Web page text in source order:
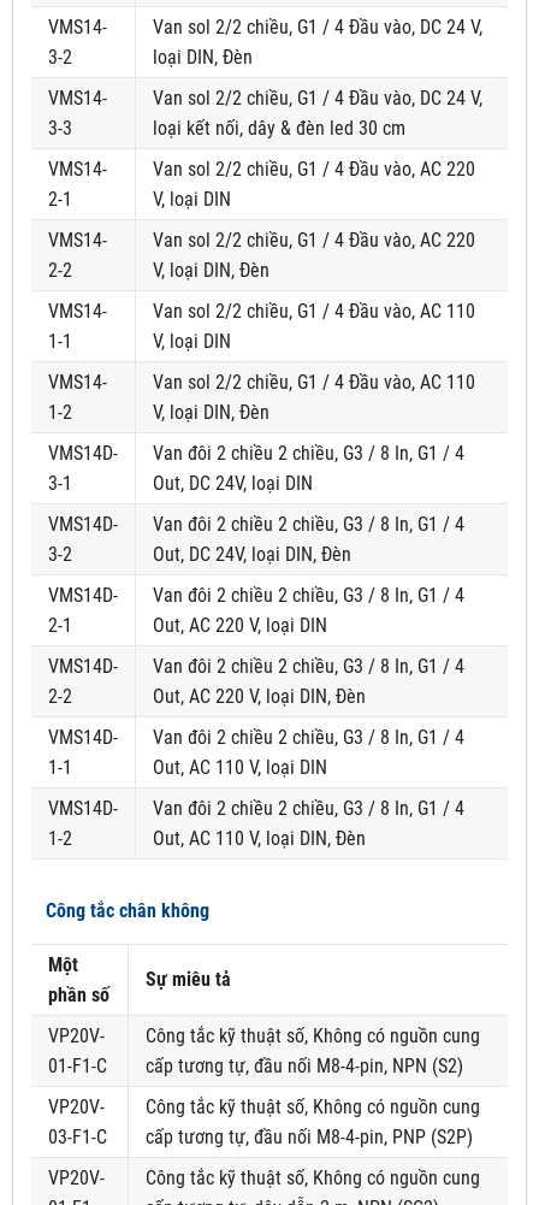
VMS14-
3-2
Van sol 2/2 chiều, G1 / 4 Đầu vào, DC 24 V,
loại DIN, Đèn
VMS14-
3-3
Van sol 2/2 chiều, G1 / 4 Đầu vào, DC 24 V,
loại kết nối, dây & đèn led 30 cm
VMS14-
2-1
Van sol 2/2 chiều, G1 / 4 Đầu vào, AC 220
V, loại DIN
VMS14-
2-2
Van sol 2/2 chiều, G1 / 4 Đầu vào, AC 220
V, loại DIN, Đèn
VMS14-
1-1
Van sol 2/2 chiều, G1 / 4 Đầu vào, AC 110
V, loại DIN
VMS14-
1-2
Van sol 2/2 chiều, G1 / 4 Đầu vào, AC 110
V, loại DIN, Đèn
VMS14D-
3-1
Van đôi 2 chiều 2 chiều, G3 / 8 In, G1 / 4
Out, DC 24V, loại DIN
VMS14D-
3-2
Van đôi 2 chiều 2 chiều, G3 / 8 In, G1 / 4
Out, DC 24V, loại DIN, Đèn
VMS14D-
2-1
Van đôi 2 chiều 2 chiều, G3 / 8 In, G1 / 4
Out, AC 220 V, loại DIN
VMS14D-
2-2
Van đôi 2 chiều 2 chiều, G3 / 8 In, G1 / 4
Out, AC 220 V, loại DIN, Đèn
VMS14D-
1-1
Van đôi 2 chiều 2 chiều, G3 / 8 In, G1 / 4
Out, AC 110 V, loại DIN
VMS14D-
1-2
Van đôi 2 chiều 2 chiều, G3 / 8 In, G1 / 4
Out, AC 110 V, loại DIN, Đèn
Công tắc chân không
Một
phần số
Sự miêu tả
VP20V-
01-F1-C
Công tắc kỹ thuật số, Không có nguồn cung
cấp tương tự, đầu nối M8-4-pin, NPN (S2)
VP20V-
03-F1-C
Công tắc kỹ thuật số, Không có nguồn cung
cấp tương tự, đầu nối M8-4-pin, PNP (S2P)
VP20V-
Công tắc kỹ thuật số, Không có nguồn cung